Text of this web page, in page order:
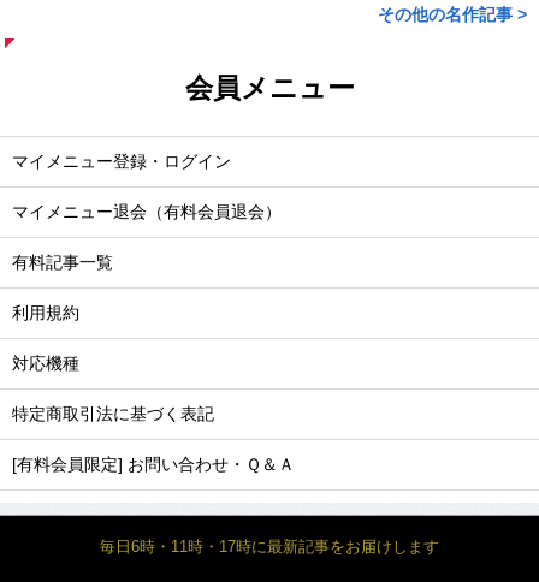
その他の名作記事 >
会員メニュー
マイメニュー登録・ログイン
マイメニュー退会（有料会員退会）
有料記事一覧
利用規約
対応機種
特定商取引法に基づく表記
[有料会員限定] お問い合わせ・Ｑ＆Ａ
毎日6時・11時・17時に最新記事をお届けします